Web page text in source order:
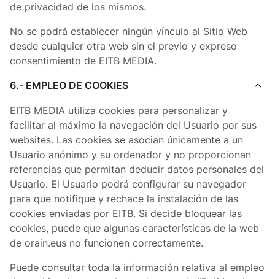
de privacidad de los mismos.
No se podrá establecer ningún vínculo al Sitio Web
desde cualquier otra web sin el previo y expreso
consentimiento de EITB MEDIA.
6.- EMPLEO DE COOKIES
EITB MEDIA utiliza cookies para personalizar y
facilitar al máximo la navegación del Usuario por sus
websites. Las cookies se asocian únicamente a un
Usuario anónimo y su ordenador y no proporcionan
referencias que permitan deducir datos personales del
Usuario. El Usuario podrá configurar su navegador
para que notifique y rechace la instalación de las
cookies enviadas por EITB. Si decide bloquear las
cookies, puede que algunas características de la web
de orain.eus no funcionen correctamente.
Puede consultar toda la información relativa al empleo